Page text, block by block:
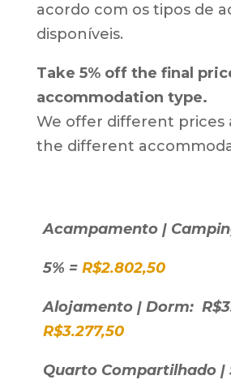
acordo com os tipos de
disponíveis.
Take 5% off the final
accommodation type.
We offer different prices
the different
Acampamento |
5% = R$2.802,50
Alojamento | Dorm:
R$3.277,50
Quarto Compartilhado |